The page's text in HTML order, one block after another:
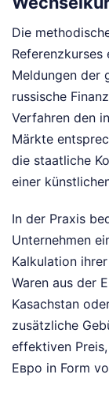
Die
Meldungen der
russische
Verfahren den
Märkte
die staatliche
einer
In der Praxis
Unternehmen
Kalkulation
Waren aus der
Kasachstan
zusätzliche
effektiven
Евро in Form